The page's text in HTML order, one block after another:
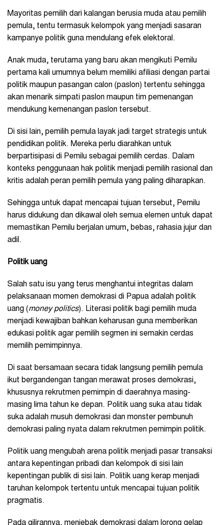
Mayoritas pemilih dari kalangan berusia muda atau pemilih
pemula, tentu termasuk kelompok yang menjadi sasaran
kampanye politik guna mendulang efek elektoral.
Anak muda, terutama yang baru akan mengikuti Pemilu
pertama kali umumnya belum memiliki afiliasi dengan partai
politik maupun pasangan calon (paslon) tertentu sehingga
akan menarik simpati paslon maupun tim pemenangan
mendukung kemenangan paslon tersebut.
Di sisi lain, pemilih pemula layak jadi target strategis untuk
pendidikan politik. Mereka perlu diarahkan untuk
berpartisipasi di Pemilu sebagai pemilih cerdas. Dalam
konteks penggunaan hak politik menjadi pemilih rasional dan
kritis adalah peran pemilih pemula yang paling diharapkan.
Sehingga untuk dapat mencapai tujuan tersebut, Pemilu
harus didukung dan dikawal oleh semua elemen untuk dapat
memastikan Pemilu berjalan umum, bebas, rahasia jujur dan
adil.
Politik uang
Salah satu isu yang terus menghantui integritas dalam
pelaksanaan momen demokrasi di Papua adalah politik
uang (money politics). Literasi politik bagi pemilih muda
menjadi kewajiban bahkan keharusan guna memberikan
edukasi politik agar pemilih segmen ini semakin cerdas
memilih pemimpinnya.
Di saat bersamaan secara tidak langsung pemilih pemula
ikut bergandengan tangan merawat proses demokrasi,
khususnya rekrutmen pemimpin di daerahnya masing-
masing lima tahun ke depan. Politik uang suka atau tidak
suka adalah musuh demokrasi dan monster pembunuh
demokrasi paling nyata dalam rekrutmen pemimpin politik.
Politik uang mengubah arena politik menjadi pasar transaksi
antara kepentingan pribadi dan kelompok di sisi lain
kepentingan publik di sisi lain. Politik uang kerap menjadi
taruhan kelompok tertentu untuk mencapai tujuan politik
pragmatis.
Pada gilirannya, menjebak demokrasi dalam lorong gelap